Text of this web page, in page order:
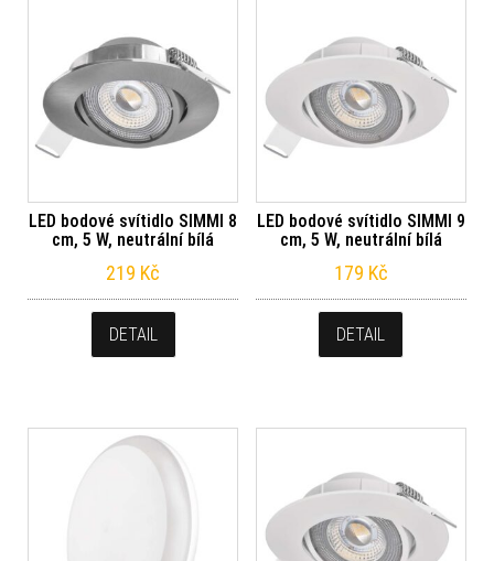
LED bodové svítidlo SIMMI 8
cm, 5 W, neutrální bílá
219 Kč
DETAIL
LED bodové svítidlo SIMMI 9
cm, 5 W, neutrální bílá
179 Kč
DETAIL